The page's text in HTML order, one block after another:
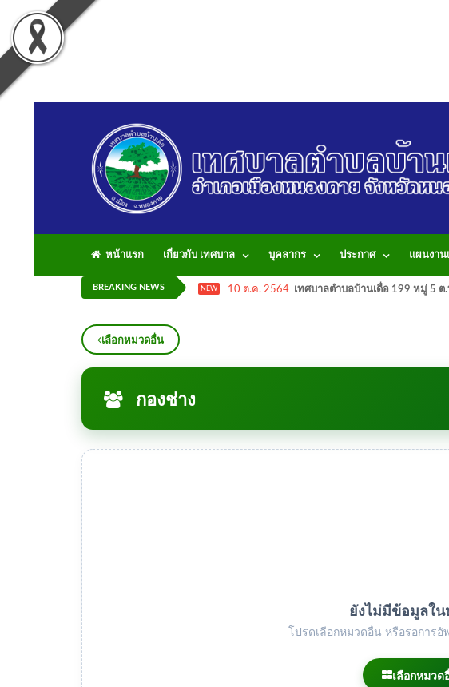
หน้าแรก เกี่ยวกับ เทศบาล บุคลากร ประกาศ แผนงาน
BREAKING NEWS NEW 10 ต.ค. 2564 เทศบาลตำบลบ้านเดื่อ 199 หมู่ 5 ต
เลือกหมวดอื่น
กองช่าง
ยังไม่มีข้อมูลใ
โปรดเลือกหมวดอื่น หรือรอการ
เลือกหมวด